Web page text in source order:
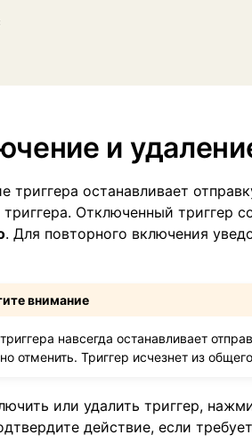
и
триггера останавливает
Отключенный триггер
. Для повторного включения
внимание
навсегда останавливает
отменить. Триггер исчезнет из
или удалить триггер,
действие, если